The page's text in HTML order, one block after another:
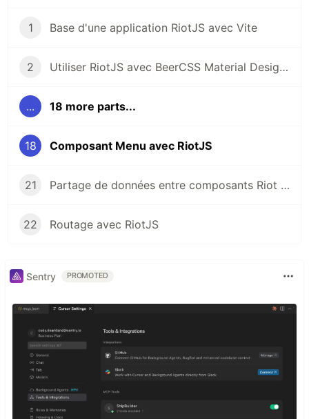
1 Base d'une application RiotJS avec Vite
2 Utiliser RiotJS avec BeerCSS Material Design 3
... 18 more parts...
18 Composant Menu avec RiotJS
21 Partage de données entre composants Riot avec Riot-Meiosis (State Manager)
22 Routage avec RiotJS
Sentry PROMOTED